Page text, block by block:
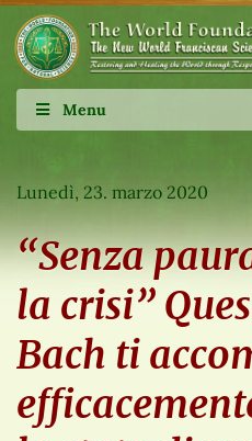
Menu
Lunedì, 23. marzo 2020
“Senza
la crisi”
Bach ti